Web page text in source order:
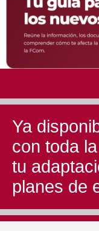
Ya
con toda
tu
planes de